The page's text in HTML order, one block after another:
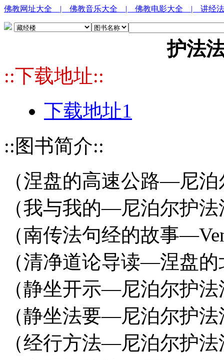
佛教网址大全 | 佛教音乐大全 | 佛教电影大全 | 讲经
护法
::下载地址::
下载地址1
::图书简介::
（涅盘的高速公路—尼泊
（我与我的—尼泊尔护法
（南传法句经的故事
（清净道论导读—涅盘
（静坐开示—尼泊尔护法
（静坐法要—尼泊尔护法
（经行方法—尼泊尔护法